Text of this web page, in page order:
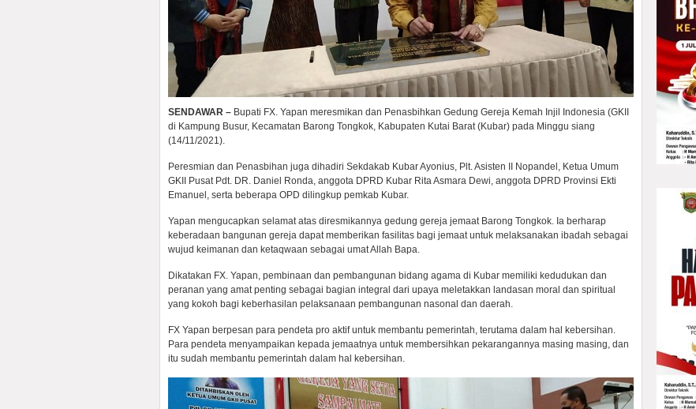
SENDAWAR – Bupati FX. Yapan meresmikan dan Penasbihkan Gedung Gereja Kemah Injil Indonesia (GKII
di Kampung Busur, Kecamatan Barong Tongkok, Kabupaten Kutai Barat (Kubar) pada Minggu siang
(14/11/2021).
Peresmian dan Penasbihan juga dihadiri Sekdakab Kubar Ayonius, Plt. Asisten II Nopandel, Ketua Umum
GKII Pusat Pdt. DR. Daniel Ronda, anggota DPRD Kubar Rita Asmara Dewi, anggota DPRD Provinsi Ekti
Emanuel, serta beberapa OPD dilingkup pemkab Kubar.
Yapan mengucapkan selamat atas diresmikannya gedung gereja jemaat Barong Tongkok. Ia berharap
keberadaan bangunan gereja dapat memberikan fasilitas bagi jemaat untuk melaksanakan ibadah sebagai
wujud keimanan dan ketaqwaan sebagai umat Allah Bapa.
Dikatakan FX. Yapan, pembinaan dan pembangunan bidang agama di Kubar memiliki kedudukan dan
peranan yang amat penting sebagai bagian integral dari upaya meletakkan landasan moral dan spiritual
yang kokoh bagi keberhasilan pelaksanaan pembangunan nasonal dan daerah.
FX Yapan berpesan para pendeta pro aktif untuk membantu pemerintah, terutama dalam hal kebersihan.
Para pendeta menyampaikan kepada jemaatnya untuk membersihkan pekarangannya masing masing, dan
itu sudah membantu pemerintah dalam hal kebersihan.